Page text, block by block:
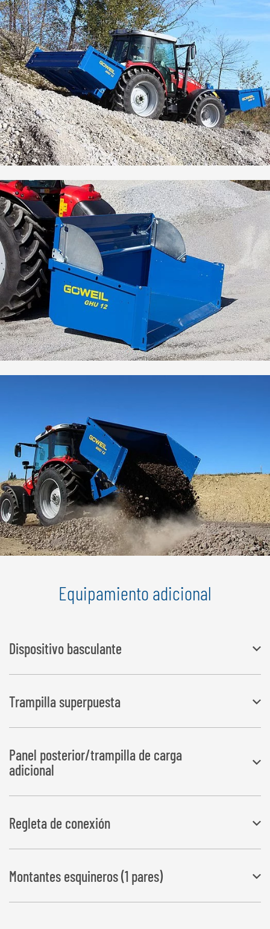
Equipamiento adicional
Dispositivo basculante
Montaje sencillo (se puede montar o quitar de forma sencilla y sin
herramientas); aumenta la altura de la pared frontal en 450 mm;
también se puede utilizar como prolongación para la pala
Trampilla superpuesta
Compuesta de 2 partes laterales, panel frontal y un soporte para la
trampilla, Altura adicional de 350 mm
Panel posterior/trampilla de carga
adicional
Ancho de la pala: 2.000 mm, 2.200 mm, 2.350 mm, 2.500 mm
Regleta de conexión
para la conexión del panel posterior adicional con el panel posterior
estándar
Montantes esquineros (1 pares)